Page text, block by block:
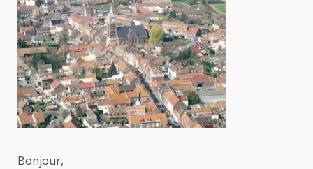
Bonjour,